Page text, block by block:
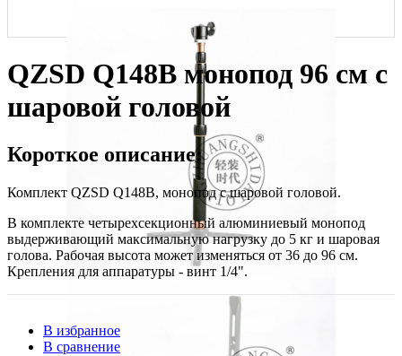
QZSD Q148B монопод 96 см с
шаровой головой
Короткое описание:
Комплект QZSD Q148B, монопод с шаровой головой.
В комплекте четырехсекционный алюминиевый монопод
выдерживающий максимальную нагрузку до 5 кг и шаровая
голова. Рабочая высота может изменяться от 36 до 96 см.
Крепления для аппаратуры - винт 1/4".
В избранное
В сравнение